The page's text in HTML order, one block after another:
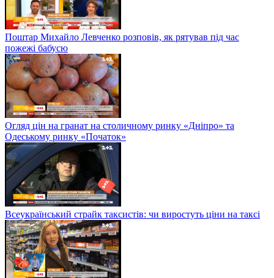
Поштар Михайло Левченко розповів, як рятував під час
пожежі бабусю
Огляд цін на гранат на столичному ринку «Дніпро» та
Одеському ринку «Початок»
Всеукраїнський страйк таксистів: чи виростуть ціни на таксі